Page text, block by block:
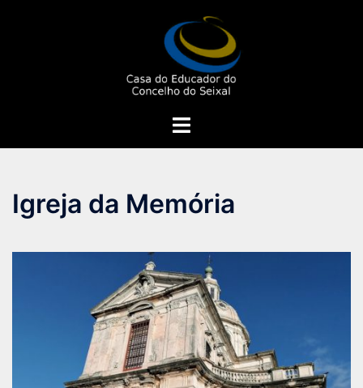
Alternar
Igreja da Memória